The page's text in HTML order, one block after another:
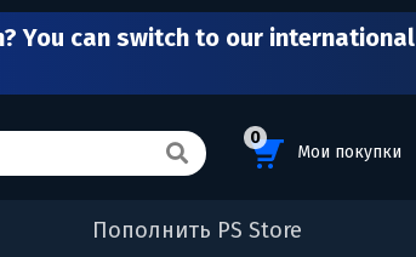
You can switch to our international
0
Мои покупки
Пополнить PS Store